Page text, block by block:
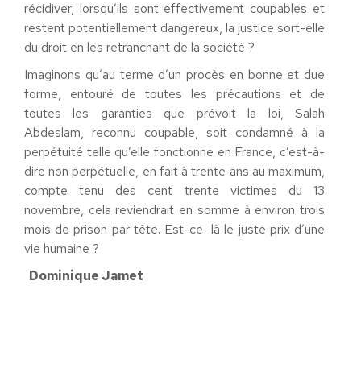
récidiver, lorsqu’ils sont effectivement coupables et
restent potentiellement dangereux, la justice sort-elle
du droit en les retranchant de la société ?
Imaginons qu’au terme d’un procès en bonne et due
forme, entouré de toutes les précautions et de
toutes les garanties que prévoit la loi, Salah
Abdeslam, reconnu coupable, soit condamné à la
perpétuité telle qu’elle fonctionne en France, c’est-à-
dire non perpétuelle, en fait à trente ans au maximum,
compte tenu des cent trente victimes du 13
novembre, cela reviendrait en somme à environ trois
mois de prison par tête. Est-ce là le juste prix d’une
vie humaine ?
Dominique Jamet